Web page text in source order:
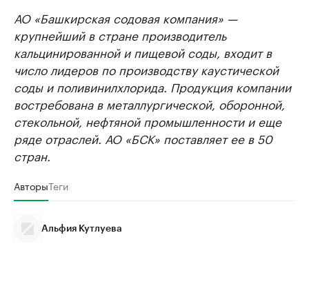
АО «Башкирская содовая компания» —
крупнейший в стране производитель
кальцинированной и пищевой соды, входит в
число лидеров по производству каустической
соды и поливинилхлорида. Продукция компании
востребована в металлургической, оборонной,
стекольной, нефтяной промышленности и еще
ряде отраслей. АО «БСК» поставляет ее в 50
стран.
АвторыТеги
Альфия Кутлуева